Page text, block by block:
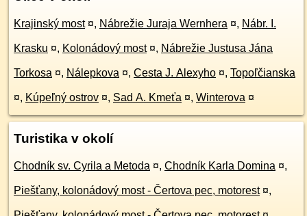
Krajinský most ¤, Nábrežie Juraja Wernhera ¤, Nábr. I.
Krasku ¤, Kolonádový most ¤, Nábrežie Justusa Jána
Torkosa ¤, Nálepkova ¤, Cesta J. Alexyho ¤, Topoľčianska
¤, Kúpeľný ostrov ¤, Sad A. Kmeťa ¤, Winterova ¤
Turistika v okolí
Chodník sv. Cyrila a Metoda ¤, Chodník Karla Domina ¤,
Piešťany, kolonádový most - Čertova pec, motorest ¤,